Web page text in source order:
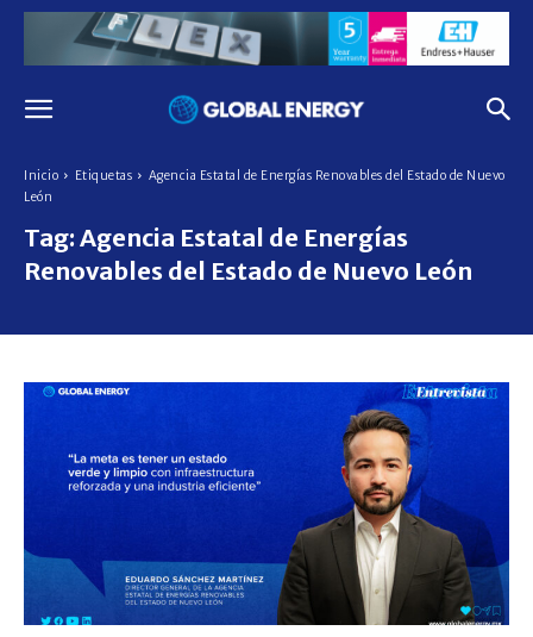
Inicio Etiquetas
Agencia Estatal de Energías Renovables del Estado de Nuevo
León
Tag: Agencia Estatal de Energías
Renovables del Estado de Nuevo León